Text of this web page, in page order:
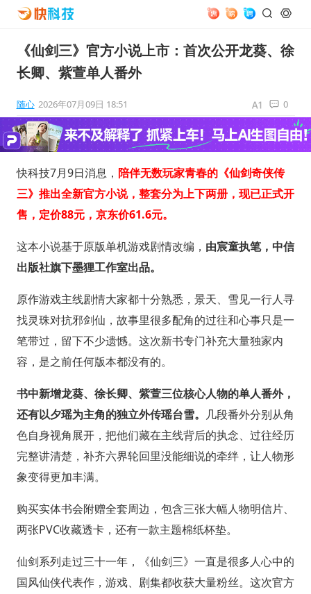
《仙剑三》官方小说上市：首次公开龙葵、徐
长卿、紫萱单人番外
随心 2026年07月09日 18:51 0
快科技7月9日消息， 陪伴无数玩家青春的《仙剑奇侠传
三》推出全新官方小说，整套分为上下两册，现已正式开
售，定价88元，京东价61.6元。
这本小说基于原版单机游戏剧情改编， 由宸童执笔，中信
出版社旗下墨狸工作室出品。
原作游戏主线剧情大家都十分熟悉，景天、雪见一行人寻
找灵珠对抗邪剑仙，故事里很多配角的过往和心事只是一
笔带过，留下不少遗憾。这次新书专门补充大量独家内
容，是之前任何版本都没有的。
书中新增龙葵、徐长卿、紫萱三位核心人物的单人番外，
还有以夕瑶为主角的独立外传瑶台雪。 几段番外分别从角
色自身视角展开，把他们藏在主线背后的执念、过往经历
完整讲清楚，补齐六界轮回里没能细说的牵绊，让人物形
象变得更加丰满。
购买实体书会附赠全套周边，包含三张大幅人物明信片、
两张PVC收藏透卡，还有一款主题棉纸杯垫。
仙剑系列走过三十一年，《仙剑三》一直是很多人心中的
国风仙侠代表作，游戏、剧集都收获大量粉丝。这次官方